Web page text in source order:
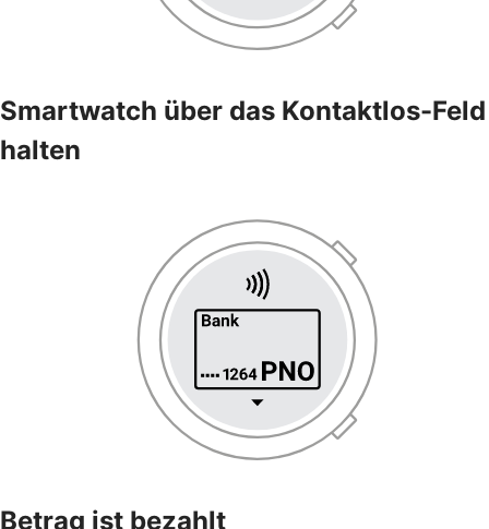
Smartwatch über das Kontaktlos-Feld
halten
Betrag ist bezahlt